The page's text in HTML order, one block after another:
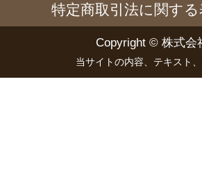
特定商取引法に関する
Copyright © 株式会
当サイトの内容、テキスト